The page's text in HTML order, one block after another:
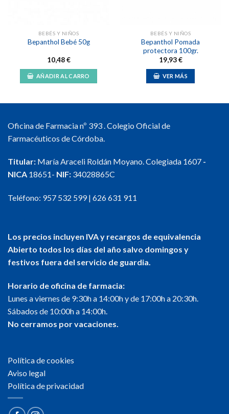
BEBÉS Y NIÑOS
Bepanthol Bebé 50g
10,48€
AÑADIR AL CARRO
BEBÉS Y NIÑOS
Bepanthol Pomada
protectora 100gr.
19,93€
VER MÁS
Oficina de Farmacia nº 393 . Colegio Oficial de
Farmacéuticos de Córdoba.
Titular: María Araceli Roldán Moyano. Colegiada 1607 -
NICA 18651- NIF: 34028865C
Teléfono: 957 532 599| 626 631 911
Los precios incluyen IVA y recargos de equivalencia
Abierto todos los días del año salvo domingos y
festivos fuera del servicio de guardia.
Horario de oficina de farmacia:
Lunes a viernes de 9:30h a 14:00h y de 17:00h a 20:30h.
Sábados de 10:00h a 14:00h.
No cerramos por vacaciones.
Política de cookies
Aviso legal
Política de privacidad